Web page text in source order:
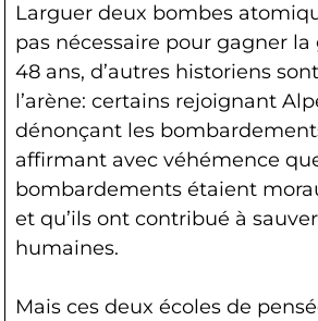
Larguer deux bombes
pas nécessaire pour gagner
48 ans, d’autres historiens
l’arène: certains rejoignant
dénonçant les
affirmant avec véhémence
bombardements étaient
et qu’ils ont contribué à
humaines.
Mais ces deux écoles de